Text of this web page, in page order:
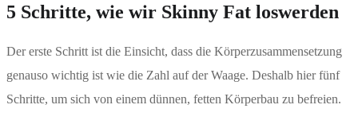
5 Schritte, wie wir Skinny Fat loswerden
Der erste Schritt ist die Einsicht, dass die Körperzusammensetzung
genauso wichtig ist wie die Zahl auf der Waage. Deshalb hier fünf
Schritte, um sich von einem dünnen, fetten Körperbau zu befreien.